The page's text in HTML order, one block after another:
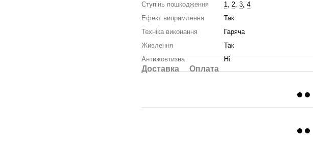
Ступінь пошкодження
1, 2, 3, 4
Ефект випрямлення
Так
Техніка виконання
Гаряча
Живлення
Так
Антижовтизна
Ні
Доставка Оплата